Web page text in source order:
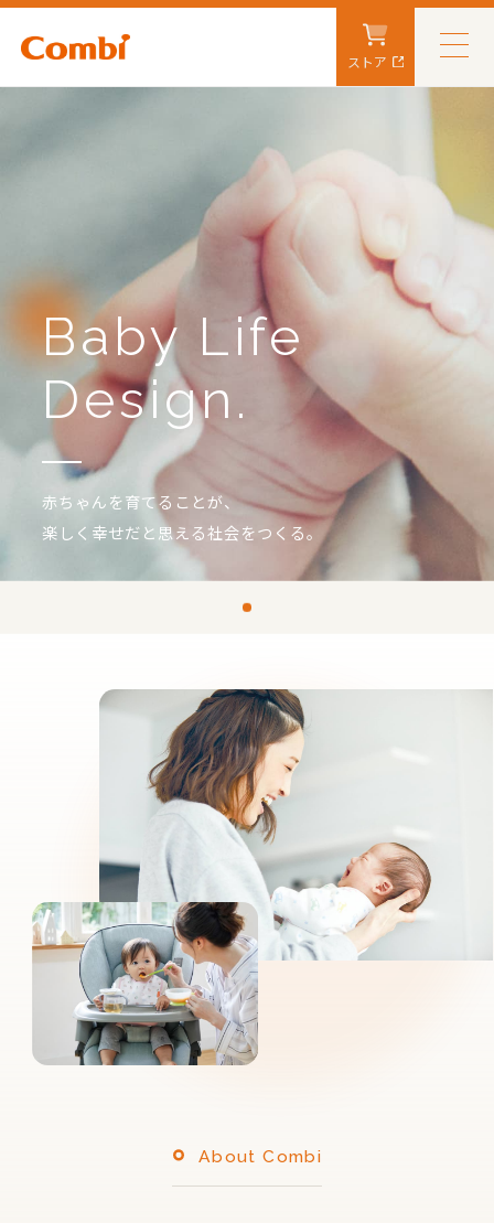
ストア
Baby Life
Design.
赤ちゃんを育てることが、
楽しく幸せだと思える社会をつくる。
About Combi